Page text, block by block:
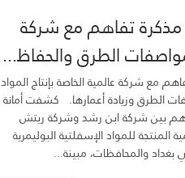
مذكرة تفاهم مع شركة
الطرق والحفاظ...
مع شركة عالمية الخاصة بإنتاج المواد
الطرق وزيادة أعمارها. كشفت أمانة
بين شركة ابن رشد وشركة ريتش
للمواد الإسفلتية البوليمرية
بغداد والمحافظات، مبينة...